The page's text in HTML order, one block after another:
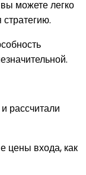
можете легко
стратегию.
рассчитали
цены входа, как